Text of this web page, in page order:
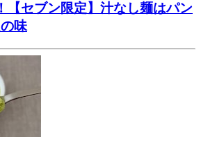
【セブン限定】汁なし麺はパン
味